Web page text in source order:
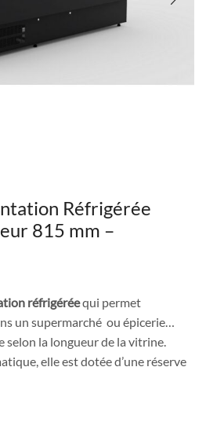
Réfrigérée
815 mm –
:
€.
réfrigéréequi permet
un supermarché ou épicerie…
selon la longueur de la vitrine.
elle est dotée d’une réserve